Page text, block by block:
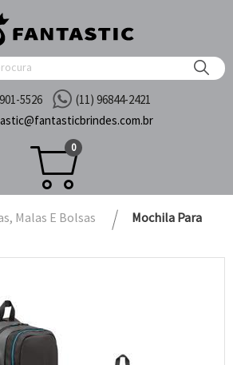
5526
(11) 96844-2421
fantasticbrindes.com.br
0
Malas E Bolsas
Mochila Para